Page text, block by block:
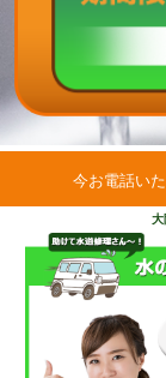
今お電話い
大